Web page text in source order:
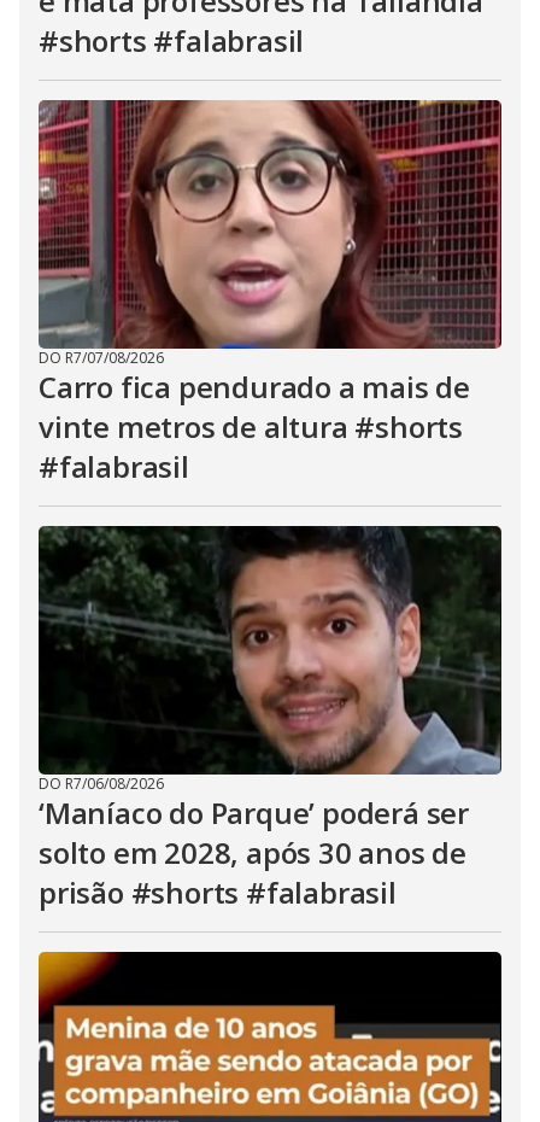
#shorts #falabrasil
DO R7/07/08/2026
Carro fica pendurado a mais de
vinte metros de altura #shorts
#falabrasil
DO R7/06/08/2026
‘Maníaco do Parque’ poderá ser
solto em 2028, após 30 anos de
prisão #shorts #falabrasil